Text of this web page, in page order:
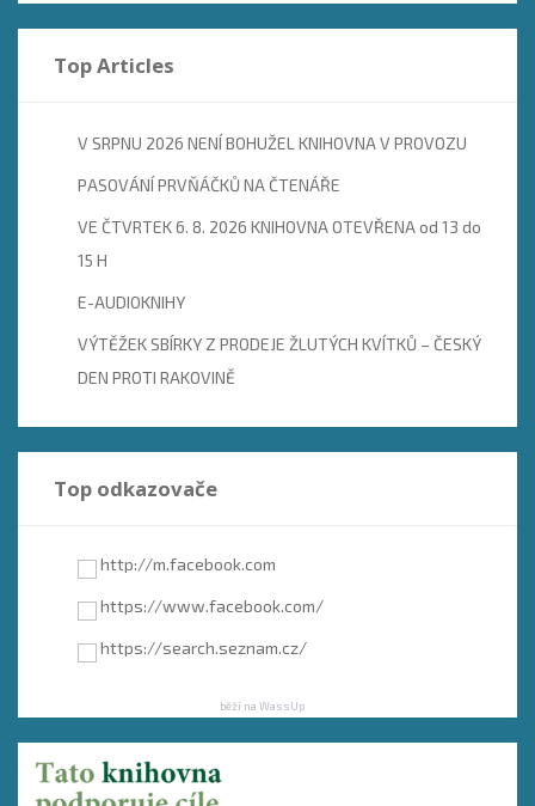
Top Articles
V SRPNU 2026 NENÍ BOHUŽEL KNIHOVNA V PROVOZU
PASOVÁNÍ PRVŇÁČKŮ NA ČTENÁŘE
VE ČTVRTEK 6. 8. 2026 KNIHOVNA OTEVŘENA od 13 do
15 H
E-AUDIOKNIHY
VÝTĚŽEK SBÍRKY Z PRODEJE ŽLUTÝCH KVÍTKŮ – ČESKÝ
DEN PROTI RAKOVINĚ
Top odkazovače
http://m.facebook.com
https://www.facebook.com/
https://search.seznam.cz/
běží na WassUp